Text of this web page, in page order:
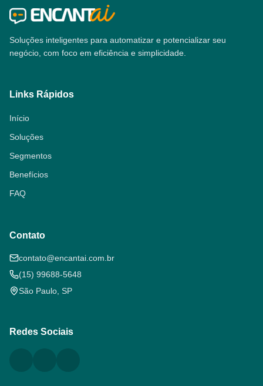
Soluções inteligentes para automatizar e potencializar seu
negócio, com foco em eficiência e simplicidade.
Links Rápidos
Início
Soluções
Segmentos
Benefícios
FAQ
Contato
contato@encantai.com.br
(15) 99688-5648
São Paulo, SP
Redes Sociais